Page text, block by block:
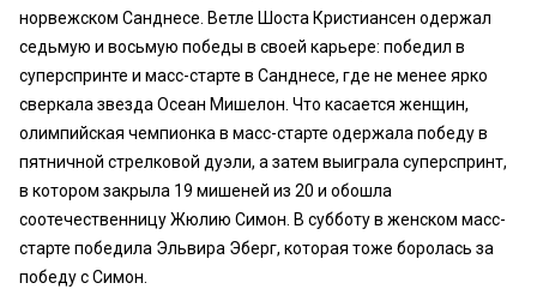
норвежском Санднесе. Ветле Шоста Кристиансен одержал
седьмую и восьмую победы в своей карьере: победил в
суперспринте и масс-старте в Санднесе, где не менее ярко
сверкала звезда Осеан Мишелон. Что касается женщин,
олимпийская чемпионка в масс-старте одержала победу в
пятничной стрелковой дуэли, а затем выиграла суперспринт,
в котором закрыла 19 мишеней из 20 и обошла
соотечественницу Жюлию Симон. В субботу в женском масс-
старте победила Эльвира Эберг, которая тоже боролась за
победу с Симон.